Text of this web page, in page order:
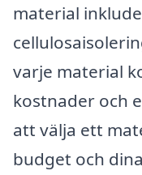
material
varje material
kostnader och
att välja ett
budget och